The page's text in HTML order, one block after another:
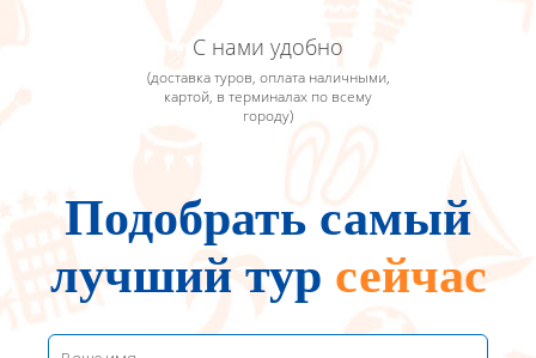
С нами удобно
(доставка туров, оплата наличными,
картой, в терминалах по всему
городу)
Подобрать самый
лучший тур сейчас